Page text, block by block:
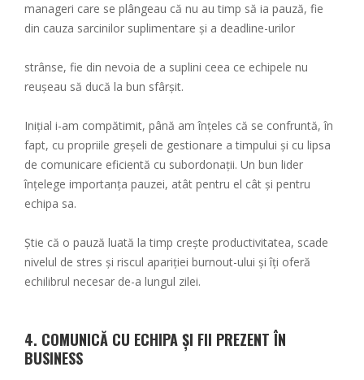
manageri care se plângeau că nu au timp să ia pauză, fie
din cauza sarcinilor suplimentare și a deadline-urilor
strânse, fie din nevoia de a suplini ceea ce echipele nu
reușeau să ducă la bun sfârșit.
Inițial i-am compătimit, până am înțeles că se confruntă, în
fapt, cu propriile greșeli de gestionare a timpului și cu lipsa
de comunicare eficientă cu subordonații. Un bun lider
înțelege importanța pauzei, atât pentru el cât și pentru
echipa sa.
Știe că o pauză luată la timp crește productivitatea, scade
nivelul de stres și riscul apariției burnout-ului și îți oferă
echilibrul necesar de-a lungul zilei.
4. COMUNICĂ CU ECHIPA ȘI FII PREZENT ÎN
BUSINESS